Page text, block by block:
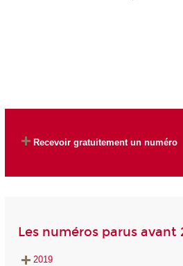
Recevoir gratuitement un numéro
Les numéros parus avant
2019